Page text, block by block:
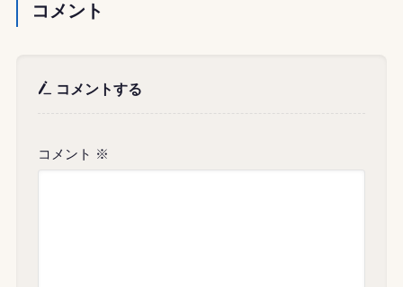
コメント
コメントする
コメント ※